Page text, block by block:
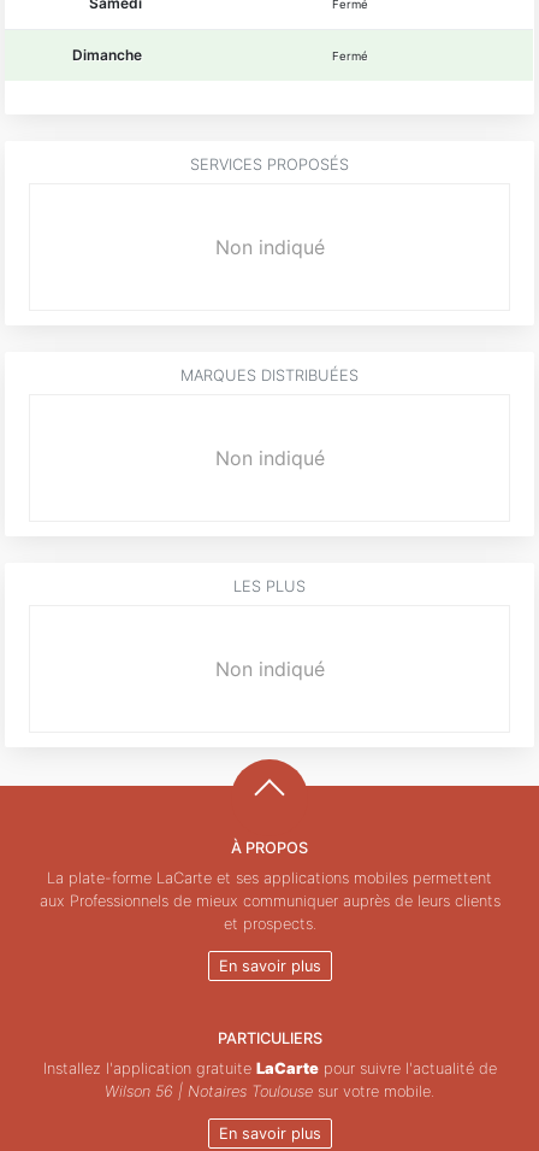
Fermé
Dimanche Fermé
SERVICES PROPOSÉS
Non indiqué
MARQUES DISTRIBUÉES
Non indiqué
LES PLUS
Non indiqué
À PROPOS
La plate-forme LaCarte et ses applications mobiles permettent
aux Professionnels de mieux communiquer auprès de leurs clients
et prospects.
En savoir plus
PARTICULIERS
Installez l'application gratuite LaCartepour suivre l'actualité de
Wilson 56 | Notaires Toulouse sur votre mobile.
En savoir plus